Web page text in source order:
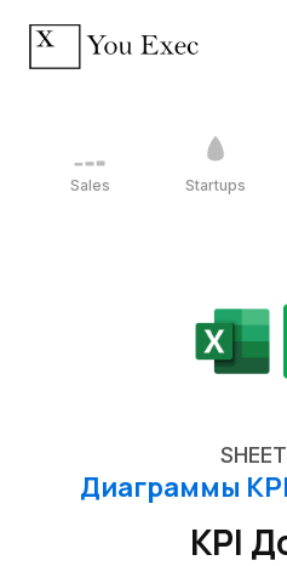
Sales Startups
Диаграммы
KPI